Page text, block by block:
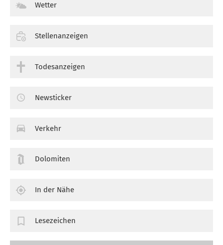
Wetter
Stellenanzeigen
Todesanzeigen
Newsticker
Verkehr
Dolomiten
In der Nähe
Lesezeichen